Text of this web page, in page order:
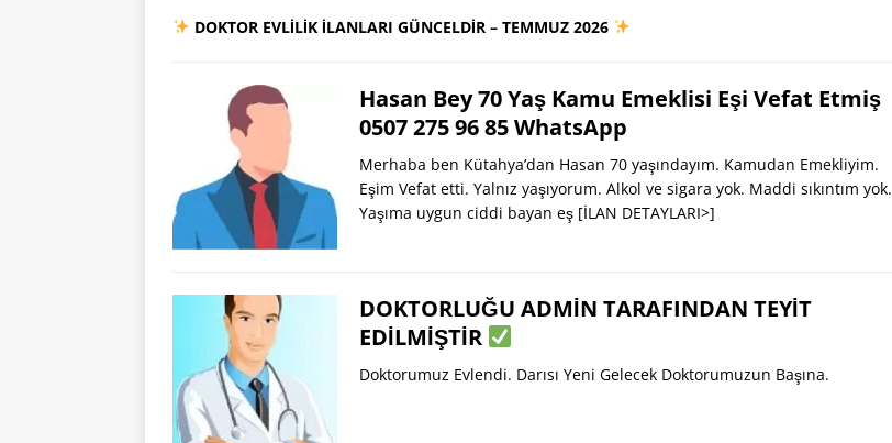
DOKTOR EVLİLİK İLANLARI GÜNCELDİR – TEMMUZ 2026
Hasan Bey 70 Yaş Kamu Emeklisi Eşi Vefat Etmiş
0507 275 96 85 WhatsApp
Merhaba ben Kütahya’dan Hasan 70 yaşındayım. Kamudan Emekliyim.
Eşim Vefat etti. Yalnız yaşıyorum. Alkol ve sigara yok. Maddi sıkıntım yok.
Yaşıma uygun ciddi bayan eş [İLAN DETAYLARI>]
DOKTORLUĞU ADMİN TARAFINDAN TEYİT
EDİLMİŞTİR
Doktorumuz Evlendi. Darısı Yeni Gelecek Doktorumuzun Başına.